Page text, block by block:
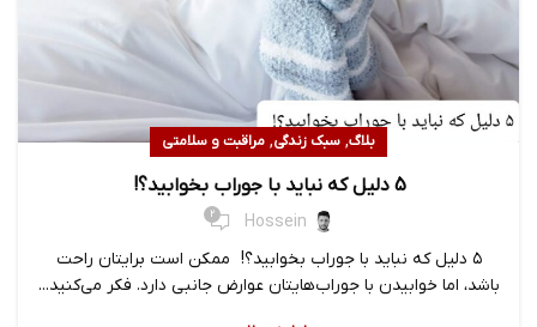
بلاگ, سبک زندگی, مراقبت و سلامتی
5 دلیل که نباید با جوراب بخوابید؟!
Hossein
2
۵ دلیل که نباید با جوراب بخوابید؟! ممکن است برایتان راحت
باشد، اما خوابیدن با جوراب‌هایتان عوارض جانبی دارد. فکر می‌کنید...